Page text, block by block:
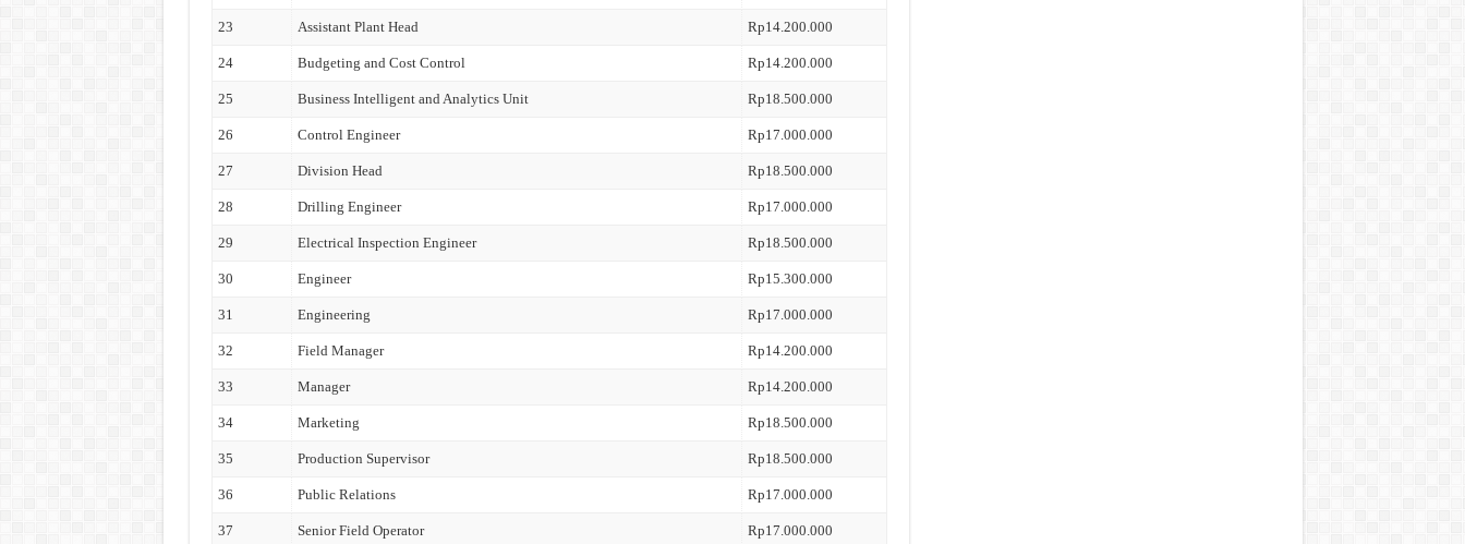
23 Assistant Plant Head Rp14.200.000
24 Budgeting and Cost Control Rp14.200.000
25 Business Intelligent and Analytics Unit Rp18.500.000
26 Control Engineer Rp17.000.000
27 Division Head Rp18.500.000
28 Drilling Engineer Rp17.000.000
29 Electrical Inspection Engineer Rp18.500.000
30 Engineer Rp15.300.000
31 Engineering Rp17.000.000
32 Field Manager Rp14.200.000
33 Manager Rp14.200.000
34 Marketing Rp18.500.000
35 Production Supervisor Rp18.500.000
36 Public Relations Rp17.000.000
37 Senior Field Operator Rp17.000.000